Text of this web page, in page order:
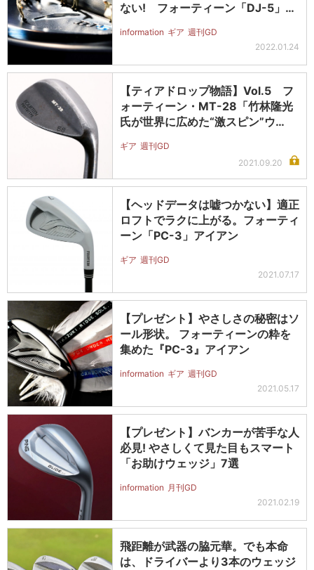
ない! フォーティーン「DJ-5」
information ギア 週刊GD
2022.01.24
【ティアドロップ物語】Vol.5 フ
ォーティーン・MT-28「竹林隆光
氏が世界に広めた“激スピン”ウ…
ギア 週刊GD
2021.09.20
【ヘッドデータは嘘つかない】適正
ロフトでラクに上がる。フォーティ
ーン「PC-3」アイアン
ギア 週刊GD
2021.07.17
【プレゼント】やさしさの秘密はソ
ール形状。 フォーティーンの粋を
集めた『PC-3』アイアン
information ギア 週刊GD
2021.05.17
【プレゼント】バンカーが苦手な人
必見! やさしくて見た目もスマート
「お助けウェッジ」7選
information 月刊GD
2021.02.19
飛距離が武器の脇元華。でも本命
は、ドライバーより3本のウェッジ